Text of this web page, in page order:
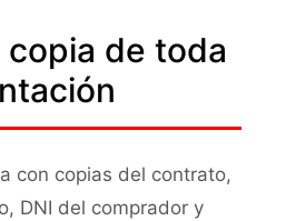
de toda
con copias del contrato,
DNI del comprador y